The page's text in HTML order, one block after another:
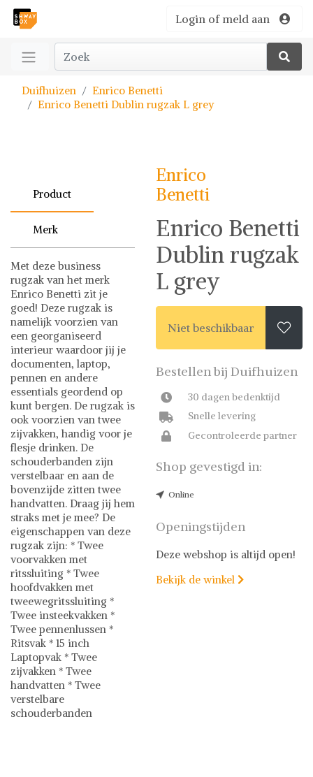
Login of meld aan
Duifhuizen
Enrico Benetti
Enrico Benetti Dublin rugzak L grey
Product
Merk
Met deze business
rugzak van het merk
Enrico Benetti zit je
goed! Deze rugzak is
namelijk voorzien van
een georganiseerd
interieur waardoor jij je
documenten, laptop,
pennen en andere
essentials geordend op
kunt bergen. De rugzak is
ook voorzien van twee
zijvakken, handig voor je
flesje drinken. De
schouderbanden zijn
verstelbaar en aan de
bovenzijde zitten twee
handvatten. Draag jij hem
straks met je mee? De
eigenschappen van deze
rugzak zijn: * Twee
voorvakken met
ritssluiting * Twee
hoofdvakken met
tweewegritssluiting *
Twee insteekvakken *
Twee pennenlussen *
Ritsvak * 15 inch
Laptopvak * Twee
zijvakken * Twee
handvatten * Twee
verstelbare
schouderbanden
Enrico
Benetti
Enrico Benetti
Dublin rugzak
L grey
Niet beschikbaar 
Bestellen bij Duifhuizen
30 dagen bedenktijd
Snelle levering
Gecontroleerde partner
Shop gevestigd in:
Online
Openingstijden
Deze webshop is altijd open!
Bekijk de winkel 